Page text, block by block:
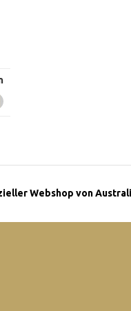
Webshop von